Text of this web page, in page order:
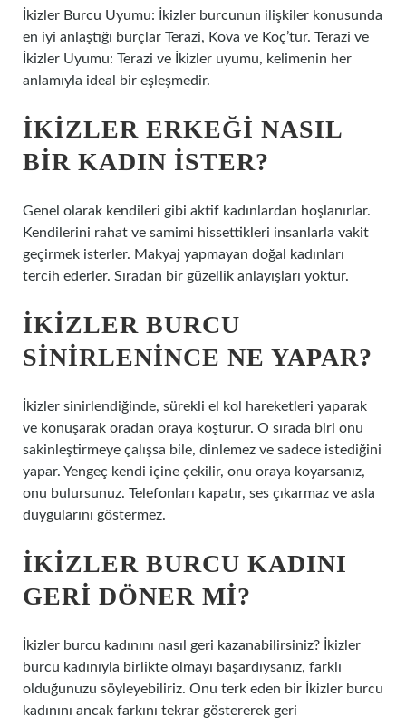
İkizler Burcu Uyumu: İkizler burcunun ilişkiler konusunda
en iyi anlaştığı burçlar Terazi, Kova ve Koç’tur. Terazi ve
İkizler Uyumu: Terazi ve İkizler uyumu, kelimenin her
anlamıyla ideal bir eşleşmedir.
İKIZLER ERKEĞI NASIL
BIR KADIN ISTER?
Genel olarak kendileri gibi aktif kadınlardan hoşlanırlar.
Kendilerini rahat ve samimi hissettikleri insanlarla vakit
geçirmek isterler. Makyaj yapmayan doğal kadınları
tercih ederler. Sıradan bir güzellik anlayışları yoktur.
İKIZLER BURCU
SINIRLENINCE NE YAPAR?
İkizler sinirlendiğinde, sürekli el kol hareketleri yaparak
ve konuşarak oradan oraya koşturur. O sırada biri onu
sakinleştirmeye çalışsa bile, dinlemez ve sadece istediğini
yapar. Yengeç kendi içine çekilir, onu oraya koyarsanız,
onu bulursunuz. Telefonları kapatır, ses çıkarmaz ve asla
duygularını göstermez.
İKIZLER BURCU KADINI
GERI DÖNER MI?
İkizler burcu kadınını nasıl geri kazanabilirsiniz? İkizler
burcu kadınıyla birlikte olmayı başardıysanız, farklı
olduğunuzu söyleyebiliriz. Onu terk eden bir İkizler burcu
kadınını ancak farkını tekrar göstererek geri